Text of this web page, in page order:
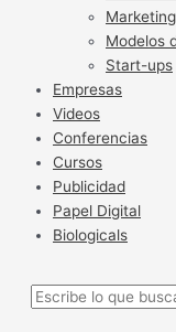
Marketing
Modelos
Start-ups
Empresas
Videos
Conferencias
Cursos
Publicidad
Papel Digital
Biologicals